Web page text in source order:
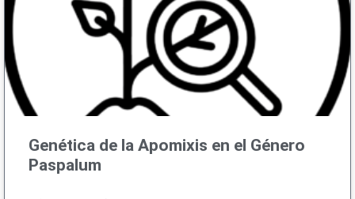
Genética de la Apomixis en el Género
Paspalum